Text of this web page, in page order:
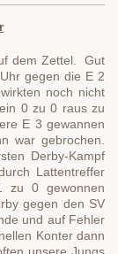
dem Zettel. Gut
gegen die E 2
noch nicht
0 zu 0 raus zu
E 3 gewannen
war gebrochen.
Derby-Kampf
Lattentreffer
zu 0 gewonnen
gegen den SV
und auf Fehler
Konter dann
unsere Jungs